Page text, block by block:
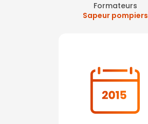
Formateurs
Sapeur pompiers